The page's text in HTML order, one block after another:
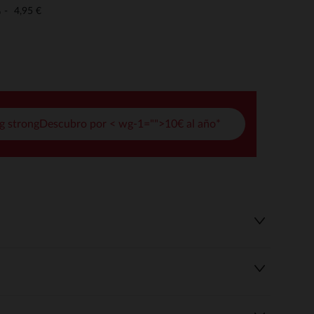
4,95 €
strongDescubro por < wg-1="">10€ al año*